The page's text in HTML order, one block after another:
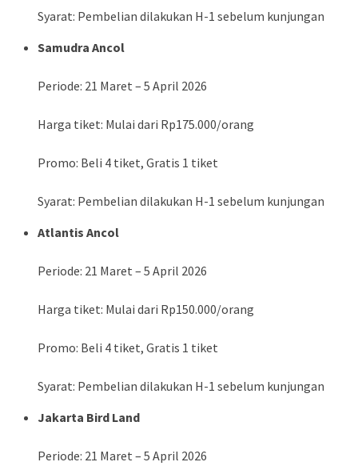
Syarat: Pembelian dilakukan H-1 sebelum kunjungan
Samudra Ancol
Periode: 21 Maret – 5 April 2026
Harga tiket: Mulai dari Rp175.000/orang
Promo: Beli 4 tiket, Gratis 1 tiket
Syarat: Pembelian dilakukan H-1 sebelum kunjungan
Atlantis Ancol
Periode: 21 Maret – 5 April 2026
Harga tiket: Mulai dari Rp150.000/orang
Promo: Beli 4 tiket, Gratis 1 tiket
Syarat: Pembelian dilakukan H-1 sebelum kunjungan
Jakarta Bird Land
Periode: 21 Maret – 5 April 2026